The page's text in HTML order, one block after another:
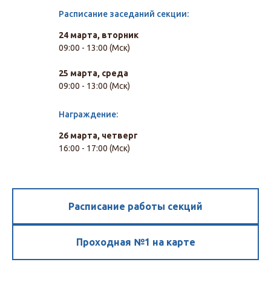
Расписание заседаний секции:
Награждение:
24 марта, вторник
09:00 - 13:00 (Мск)
25 марта, среда
09:00 - 13:00 (Мск)
26 марта, четверг
16:00 - 17:00 (Мск)
Расписание работы секций
Проходная №1 на карте